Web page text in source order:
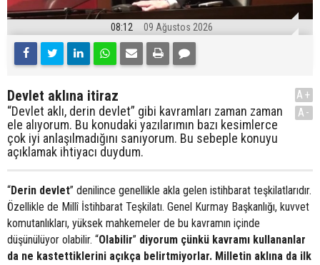
08:12 09 Ağustos 2026
Devlet aklına itiraz
“Devlet aklı, derin devlet” gibi kavramları zaman zaman
ele alıyorum. Bu konudaki yazılarımın bazı kesimlerce
çok iyi anlaşılmadığını sanıyorum. Bu sebeple konuyu
açıklamak ihtiyacı duydum.
A+
A-
“Derin devlet” denilince genellikle akla gelen istihbarat teşkilatlarıdır.
Özellikle de Millî İstihbarat Teşkilatı. Genel Kurmay Başkanlığı, kuvvet
komutanlıkları, yüksek mahkemeler de bu kavramın içinde
düşünülüyor olabilir. “Olabilir” diyorum çünkü kavramı kullananlar
da ne kastettiklerini açıkça belirtmiyorlar. Milletin aklına da ilk